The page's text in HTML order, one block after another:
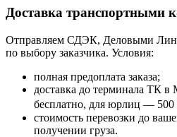
Доставка транспортными
Отправляем СДЭК, Деловыми
по выбору заказчика. Условия:
полная предоплата заказа;
доставка до терминала ТК
бесплатно, для юрлиц — 500
стоимость перевозки до
получении груза.